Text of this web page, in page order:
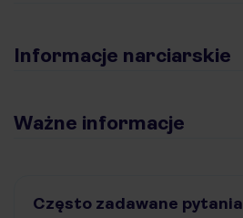
Informacje narciarskie
Ważne informacje
Często zadawane pytania